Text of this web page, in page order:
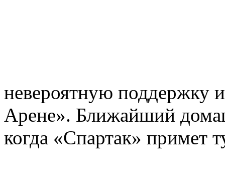
невероятную поддержку
Арене». Ближайший
когда «Спартак» примет